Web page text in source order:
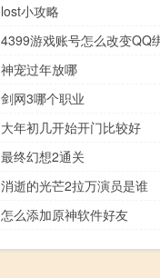
lost小攻略
4399游戏账号怎么改变QQ
神宠过年放哪
剑网3哪个职业
大年初几开始开门比较好
最终幻想2通关
消逝的光芒2拉万演员是谁
怎么添加原神软件好友